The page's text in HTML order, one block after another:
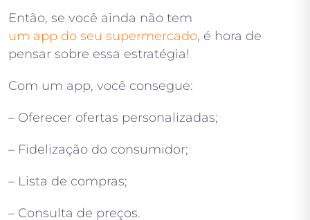
Então, se você ainda não tem
um app do seu supermercado, é hora de
pensar sobre essa estratégia!
Com um app, você consegue:
– Oferecer ofertas personalizadas;
– Fidelização do consumidor;
– Lista de compras;
– Consulta de preços.